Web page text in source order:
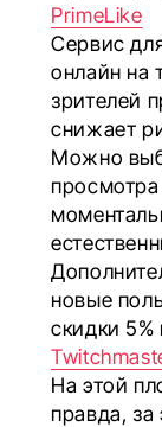
PrimeLike
Сервис
онлайн на
зрителей
снижает
Можно
новые
скидки 5%
На этой
правда,